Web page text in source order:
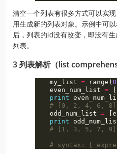
清空一个列表有很多方式可以实
用生成新的列表对象。示例中可
后，列表的id没有改变，即没有
列表。
3 列表解析（list
my_list = range (0
even_num_list = [
print
odd_num_list = [e
print